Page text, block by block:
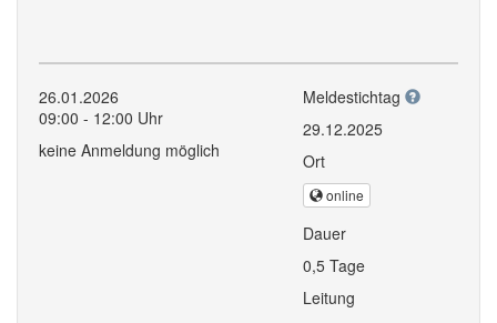
26.01.2026
09:00 - 12:00 Uhr
keine Anmeldung möglich
Meldestichtag
29.12.2025
Ort
online
Dauer
0,5 Tage
Leitung